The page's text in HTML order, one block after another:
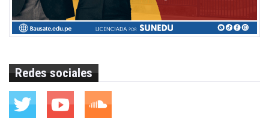
Redes sociales